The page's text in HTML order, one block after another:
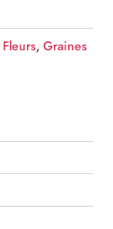
,Graines